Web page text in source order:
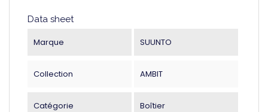
Data sheet
Marque SUUNTO
Collection AMBIT
Catégorie Boîtier